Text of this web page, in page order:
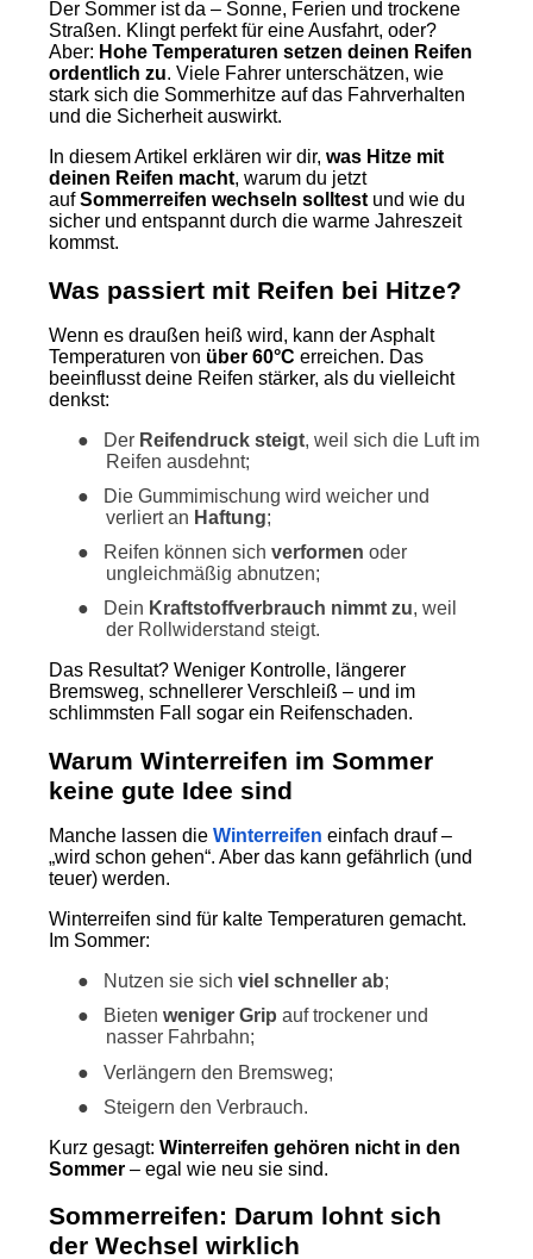
Der Sommer ist da – Sonne, Ferien und trockene
Straßen. Klingt perfekt für eine Ausfahrt, oder?
Aber: Hohe Temperaturen setzen deinen Reifen
ordentlich zu. Viele Fahrer unterschätzen, wie
stark sich die Sommerhitze auf das Fahrverhalten
und die Sicherheit auswirkt.
In diesem Artikel erklären wir dir, was Hitze mit
deinen Reifen macht, warum du jetzt
aufSommerreifen wechseln solltestund wie du
sicher und entspannt durch die warme Jahreszeit
kommst.
Was passiert mit Reifen bei Hitze?
Wenn es draußen heiß wird, kann der Asphalt
Temperaturen von über 60°C erreichen. Das
beeinflusst deine Reifen stärker, als du vielleicht
denkst:
●
Der Reifendruck steigt, weil sich die Luft im
Reifen ausdehnt;
●
Die Gummimischung wird weicher und
verliert an Haftung;
●
Reifen können sich verformen oder
ungleichmäßig abnutzen;
●
Dein Kraftstoffverbrauch nimmt zu, weil
der Rollwiderstand steigt.
Das Resultat? Weniger Kontrolle, längerer
Bremsweg, schnellerer Verschleiß – und im
schlimmsten Fall sogar ein Reifenschaden.
Warum Winterreifen im Sommer
keine gute Idee sind
Manche lassen die Winterreifen einfach drauf –
„wird schon gehen“. Aber das kann gefährlich (und
teuer) werden.
Winterreifen sind für kalte Temperaturen gemacht.
Im Sommer:
●
Nutzen sie sich viel schneller ab;
●
Bieten weniger Grip auf trockener und
nasser Fahrbahn;
●
Verlängern den Bremsweg;
●
Steigern den Verbrauch.
Kurz gesagt: Winterreifen gehören nicht in den
Sommer– egal wie neu sie sind.
Sommerreifen: Darum lohnt sich
der Wechsel wirklich